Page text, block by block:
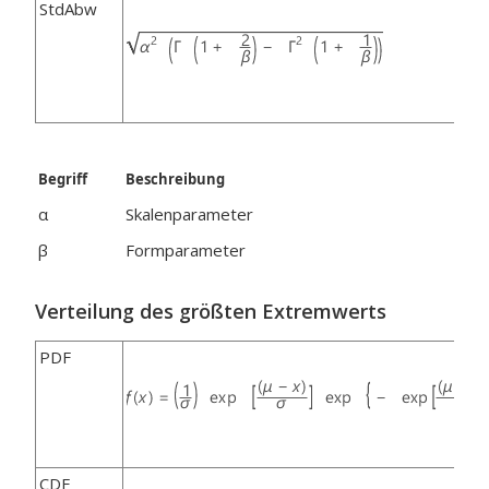
StdAbw
Begriff Beschreibung
α
Skalenparameter
β
Formparameter
Verteilung des größten Extremwerts
PDF
CDF